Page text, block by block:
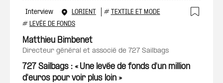
Interview LORIENT # TEXTILE ET MODE
# LEVÉE DE FONDS
Matthieu Bimbenet
directeur général et associé de 727 Sailbags
727 Sailbags : « Une levée de fonds d'un million
d'euros pour voir plus loin »